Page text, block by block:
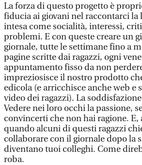
La forza di questo progetto è
fiducia ai giovani nel raccontarci la
intesa come socialità, interessi,
problemi. E con queste creare un
giornale, tutte le settimane fino a
pagine scritte dai ragazzi, ogni
appuntamento fisso da non
impreziosisce il nostro prodotto
edicola (e arricchisce anche web e
video dei ragazzi). La
Vedere nei loro occhi la passione,
convincerti che non hai ragione. E,
quando alcuni di questi ragazzi
collaborare con il giornale dopo la
diventano tuoi colleghi. Come
roba.